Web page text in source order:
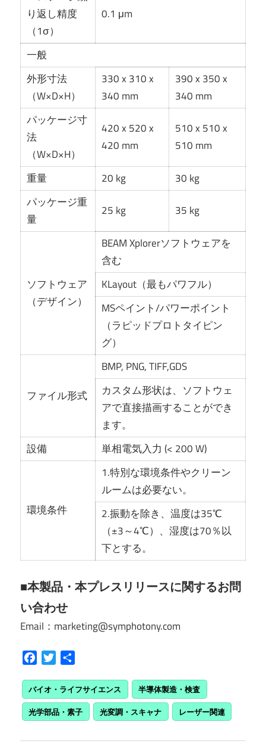
り返し精度
（1σ）
0.1 μm
一般
外形寸法
（W×D×H）
330 x 310 x
340 mm
390 x 350 x
340 mm
パッケージ寸
法
（W×D×H）
420 x 520 x
420 mm
510 x 510 x
510 mm
重量 20 kg
30 kg
パッケージ重
量
25 kg 35 kg
ソフトウェア
（デザイン）
BEAM Xplorerソフトウェアを
含む
KLayout（最もパワフル）
MSペイント/パワーポイント
（ラピッドプロトタイピン
グ）
ファイル形式
BMP, PNG, TIFF,GDS
カスタム形状は、ソフトウェ
アで直接描画することができ
ます。
設備
単相電気入力 (< 200 W)
環境条件
1.特別な環境条件やクリーン
ルームは必要ない。
2.振動を除き、温度は35℃
（±3～4℃）、湿度は70％以
下とする。
■本製品・本プレスリリースに関するお問
い合わせ
Email：marketing@symphotony.com
FacebookTwitter
バイオ・ライフサイエンス
半導体製造・検査
光学部品・素子
光変調・スキャナ レーザー関連